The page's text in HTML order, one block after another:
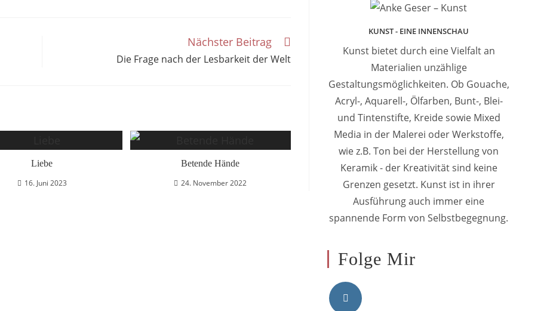
Nächster Beitrag
Die Frage nach der Lesbarkeit der Welt
Liebe
16. Juni 2023
Betende Hände
24. November 2022
KUNST - EINE INNENSCHAU
Kunst bietet durch eine Vielfalt an
Materialien unzählige
Gestaltungsmöglichkeiten. Ob Gouache,
Acryl-, Aquarell-, Ölfarben, Bunt-, Blei-
und Tintenstifte, Kreide sowie Mixed
Media in der Malerei oder Werkstoffe,
wie z.B. Ton bei der Herstellung von
Keramik - der Kreativität sind keine
Grenzen gesetzt. Kunst ist in ihrer
Ausführung auch immer eine
spannende Form von Selbstbegegnung.
Folge Mir